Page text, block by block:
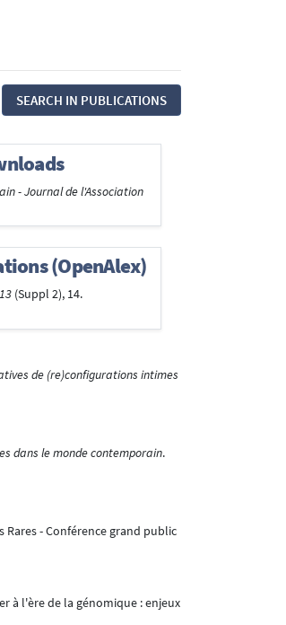
SEARCH IN PUBLICATIONS
- Journal de l'Association
(OpenAlex)
(Suppl 2), 14.
de (re)configurations intimes
dans le monde contemporain.
- Conférence grand public
à l'ère de la génomique : enjeux